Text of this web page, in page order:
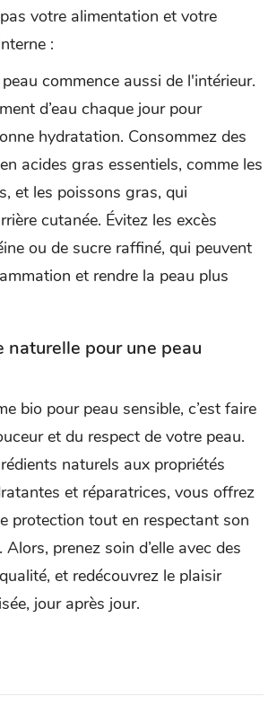
votre alimentation et votre
:
commence aussi de l'intérieur.
d’eau chaque jour pour
hydratation. Consommez des
acides gras essentiels, comme les
et les poissons gras, qui
cutanée. Évitez les excès
ou de sucre raffiné, qui peuvent
et rendre la peau plus
naturelle pour une peau
bio pour peau sensible, c’est faire
et du respect de votre peau.
naturels aux propriétés
et réparatrices, vous offrez
protection tout en respectant son
prenez soin d’elle avec des
et redécouvrez le plaisir
jour après jour.